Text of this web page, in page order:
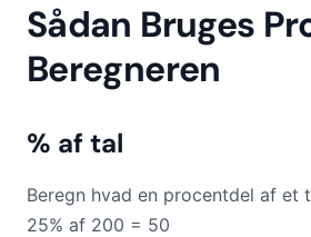
Sådan Bruges
Beregneren
% af tal
Beregn hvad en procentdel af et
25% af 200 = 50